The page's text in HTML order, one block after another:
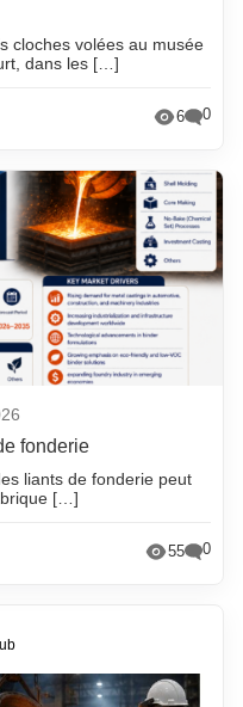
cloches volées au musée
dans les […]
6 0
fonderie
liants de fonderie peut
[…]
55 0